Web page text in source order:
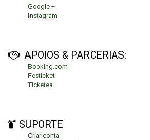
Google +
Instagram
APOIOS & PARCERIAS:
Booking.com
Festicket
Ticketea
SUPORTE
Criar conta